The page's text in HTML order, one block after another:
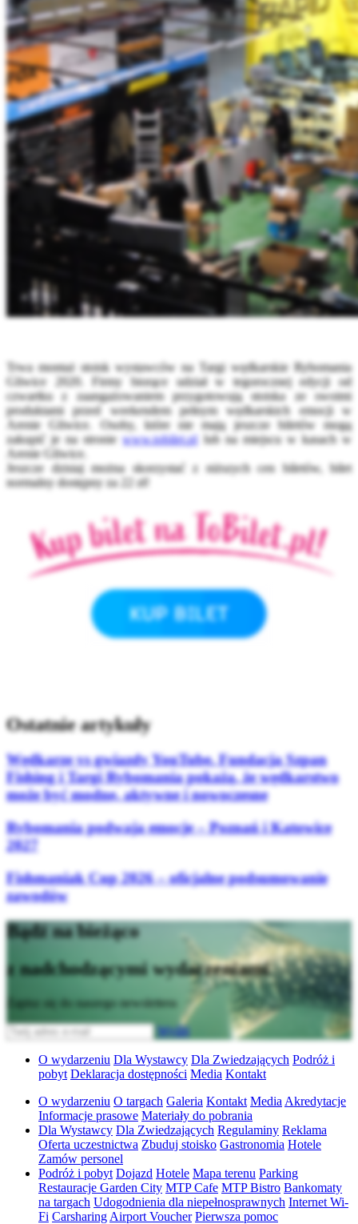
Trwa montaż stoisk wystawców na Targi wędkarskie Rybomania
Gliwice 2020. Firmy biorące udział w tegorocznej edycji od
czwartku z zaangażowaniem przygotowują stoiska ze swoimi
produktami przed weekendem pełnym wędkarskich emocji w
Arenie Gliwice. Osoby, które nie mają jeszcze biletów mogą
zakupić je na stroniewww.tobilet.pllub na miejscu w kasach w
Arenie Gliwice.
Jeszcze dzisiaj można skorzystać z niższych cen biletów, bilet
normalny dostępny za 22 zł!
Ostatnie artykuły
Wędkarze vs gwiazdy YouTube. Fundacja Szpan
Fishing i Targi Rybomania pokażą, że wędkarstwo
może być modne, aktywne i nowoczesne
Rybomania podwaja emocje – Poznań i Katowice
2027
Fishmaniak Cup 2026 – oficjalne podsumowanie
zawodów
Bądź na bieżąco
z nadchodzącymi wydarzeniami
Zapisz się do naszego newslettera
Wyślij
O wydarzeniu Dla Wystawcy Dla Zwiedzających Podróż i
pobyt Deklaracja dostępności Media Kontakt
O wydarzeniu O targach Galeria Kontakt Media Akredytacje
Informacje prasowe Materiały do pobrania
Dla Wystawcy Dla Zwiedzających Regulaminy Reklama
Oferta uczestnictwa Zbuduj stoisko Gastronomia Hotele
Zamów personel
Podróż i pobyt Dojazd Hotele Mapa terenu Parking
Restauracje Garden City MTP Cafe MTP Bistro Bankomaty
na targach Udogodnienia dla niepełnosprawnych Internet Wi-
Fi Carsharing Airport Voucher Pierwsza pomoc